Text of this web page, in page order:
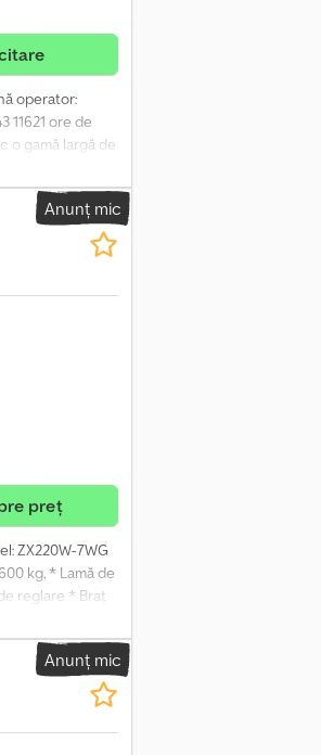
operator:
11621 ore de
o gamă largă de
rezervăm
Anunț mic
preț
ZX220W-7WG
kg, * Lamă de
reglare * Braț
pentru
unitatea de
de deplasare -
rapid pe
cu șurub * 1 x
Anunț mic